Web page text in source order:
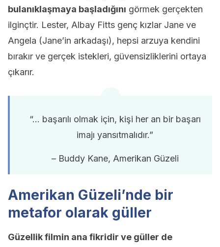
bulanıklaşmaya başladığını görmek gerçekten
ilginçtir. Lester, Albay Fitts genç kızlar Jane ve
Angela (Jane’in arkadaşı), hepsi arzuya kendini
bırakır ve gerçek istekleri, güvensizliklerini ortaya
çıkarır.
“… başarılı olmak için, kişi her an bir başarı
imajı yansıtmalıdır.”
– Buddy Kane, Amerikan Güzeli
Amerikan Güzeli’nde bir
metafor olarak güller
Güzellik filmin ana fikridir ve güller de